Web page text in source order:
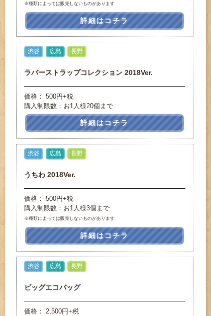
※種類によっては販売しないものがあります
詳細はコチラ
渋谷 広島 長野
ラバーストラップコレクション 2018Ver.
価格： 500円+税
購入制限数：お1人様20個まで
詳細はコチラ
渋谷 広島 長野
うちわ 2018Ver.
価格： 500円+税
購入制限数：お1人様3個まで
※種類によっては販売しないものがあります
詳細はコチラ
渋谷 広島 長野
ビッグエコバッグ
価格： 2,500円+税